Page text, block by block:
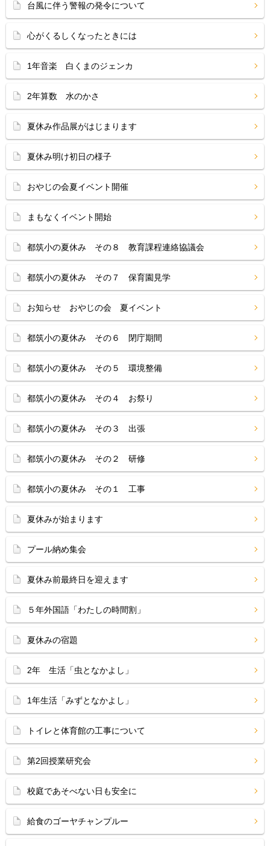
台風に伴う警報の発令について
心がくるしくなったときには
1年音楽 白くまのジェンカ
2年算数 水のかさ
夏休み作品展がはじまります
夏休み明け初日の様子
おやじの会夏イベント開催
まもなくイベント開始
都筑小の夏休み その８ 教育課程連絡協議会
都筑小の夏休み その７ 保育園見学
お知らせ おやじの会 夏イベント
都筑小の夏休み その６ 閉庁期間
都筑小の夏休み その５ 環境整備
都筑小の夏休み その４ お祭り
都筑小の夏休み その３ 出張
都筑小の夏休み その２ 研修
都筑小の夏休み その１ 工事
夏休みが始まります
プール納め集会
夏休み前最終日を迎えます
５年外国語「わたしの時間割」
夏休みの宿題
2年 生活「虫となかよし」
1年生活「みずとなかよし」
トイレと体育館の工事について
第2回授業研究会
校庭であそべない日も安全に
給食のゴーヤチャンプルー